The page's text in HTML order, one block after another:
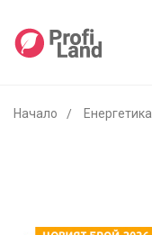
Начало Енергетика